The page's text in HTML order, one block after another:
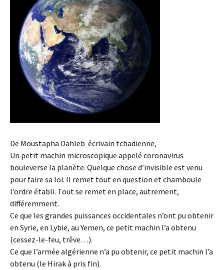
De Moustapha Dahleb écrivain tchadienne,
Un petit machin microscopique appelé coronavirus
bouleverse la planète. Quelque chose d’invisible est venu
pour faire sa loi. Il remet tout en question et chamboule
l’ordre établi. Tout se remet en place, autrement,
différemment.
Ce que les grandes puissances occidentales n’ont pu obtenir
en Syrie, en Lybie, au Yemen, ce petit machin l’a obtenu
(cessez-le-feu, trêve…).
Ce que l’armée algérienne n’a pu obtenir, ce petit machin l’a
obtenu (le Hirak à pris fin).